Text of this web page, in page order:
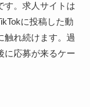
す。求人サイトは
に投稿した動
触れ続けます。過
に応募が来るケー